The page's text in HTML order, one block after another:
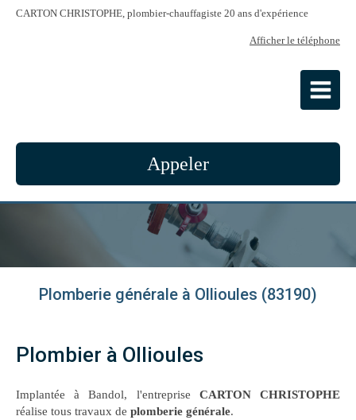
CARTON CHRISTOPHE, plombier-chauffagiste 20 ans d'expérience
Afficher le téléphone
Appeler
Plomberie générale à Ollioules (83190)
Plombier à Ollioules
Implantée à Bandol, l'entreprise CARTON CHRISTOPHE
réalise tous travaux de plomberie générale.